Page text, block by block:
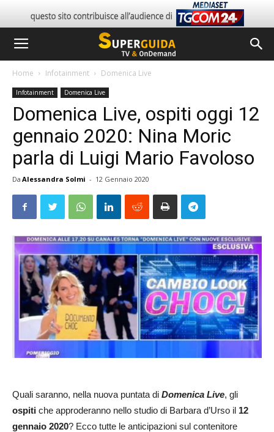
Home Infotainment Domenica Live
Infotainment Domenica Live
Domenica Live, ospiti oggi 12
gennaio 2020: Nina Moric
parla di Luigi Mario Favoloso
Da Alessandra Solmi - 12 Gennaio 2020
Quali saranno, nella nuova puntata di Domenica Live, gli
ospiti che approderanno nello studio di Barbara d’Urso il 12
gennaio 2020? Ecco tutte le anticipazioni sul contenitore